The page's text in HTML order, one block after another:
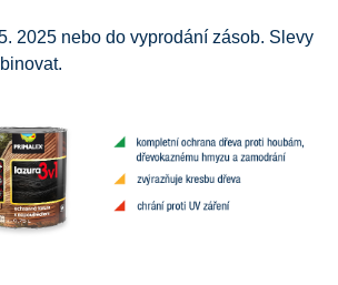
2025 nebo do vyprodání zásob. Slevy